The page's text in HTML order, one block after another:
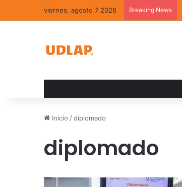
viernes, agosto 7 2026 Breaking News
Inicio /diplomado
diplomado